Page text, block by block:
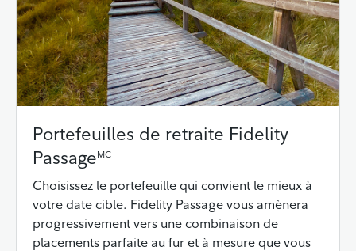
Portefeuilles de retraite Fidelity
PassageMC
Choisissez le portefeuille qui convient le mieux à
votre date cible. Fidelity Passage vous amènera
progressivement vers une combinaison de
placements parfaite au fur et à mesure que vous